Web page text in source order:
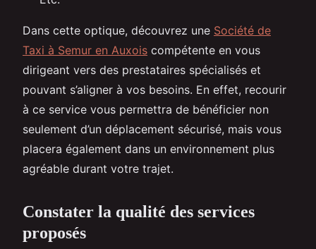
Dans cette optique, découvrez une Société de
Taxi à Semur en Auxois compétente en vous
dirigeant vers des prestataires spécialisés et
pouvant s’aligner à vos besoins. En effet, recourir
à ce service vous permettra de bénéficier non
seulement d’un déplacement sécurisé, mais vous
placera également dans un environnement plus
agréable durant votre trajet.
Constater la qualité des services
proposés